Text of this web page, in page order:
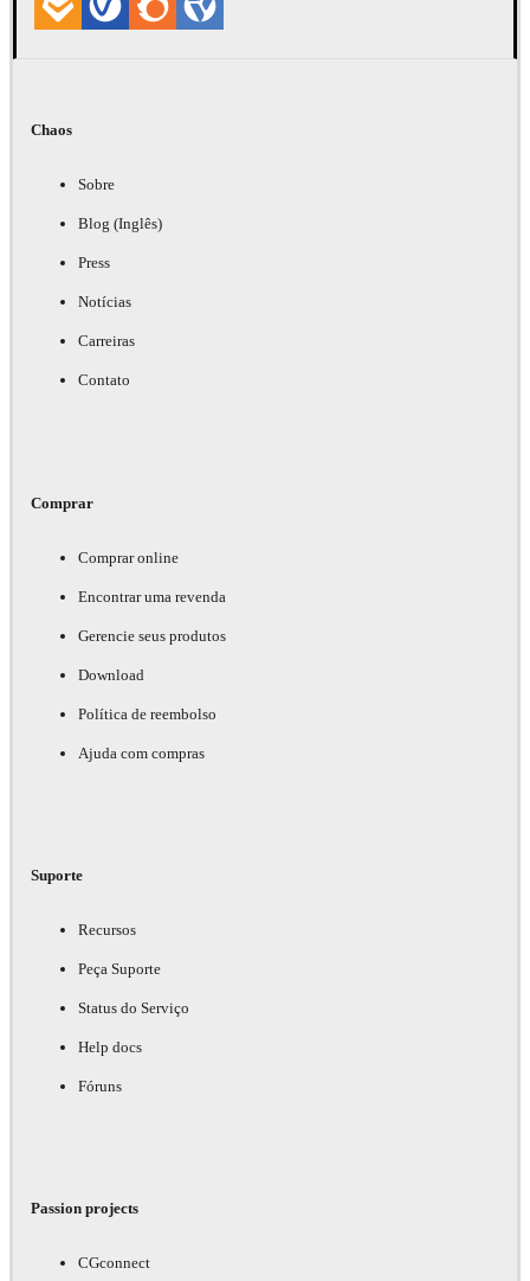
Chaos
Sobre
Blog (Inglês)
Press
Notícias
Carreiras
Contato
Comprar
Comprar online
Encontrar uma revenda
Gerencie seus produtos
Download
Política de reembolso
Ajuda com compras
Suporte
Recursos
Peça Suporte
Status do Serviço
Help docs
Fóruns
Passion projects
CGconnect